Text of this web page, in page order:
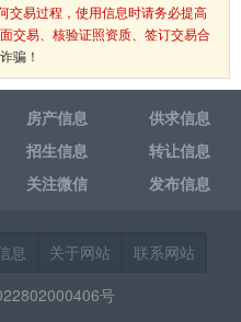
交易过程，使用信息时请务必提高
交易、核验证照资质、签订交易合
骗！
房产信息
供求信息
招生信息
转让信息
关注微信 发布信息
息 关于网站
联系网站
号